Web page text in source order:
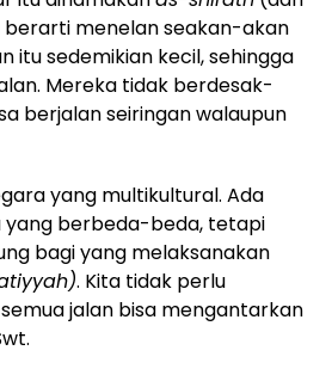
berarti menelan seakan-akan
itu sedemikian kecil, sehingga
Mereka tidak berdesak-
berjalan seiringan walaupun
yang multikultural. Ada
yang berbeda-beda, tetapi
bagi yang melaksanakan
. Kita tidak perlu
jalan bisa mengantarkan